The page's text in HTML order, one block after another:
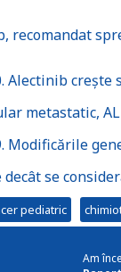
recomandat
Alectinib
metastatic,
Modificările
decât se
pediatric
Am